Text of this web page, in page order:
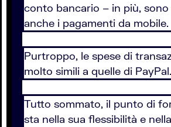
conto bancario – in più,
anche i pagamenti da mobile.
Purtroppo, le spese di
molto simili a quelle di PayPal.
Tutto sommato, il punto di
sta nella sua flessibilità e